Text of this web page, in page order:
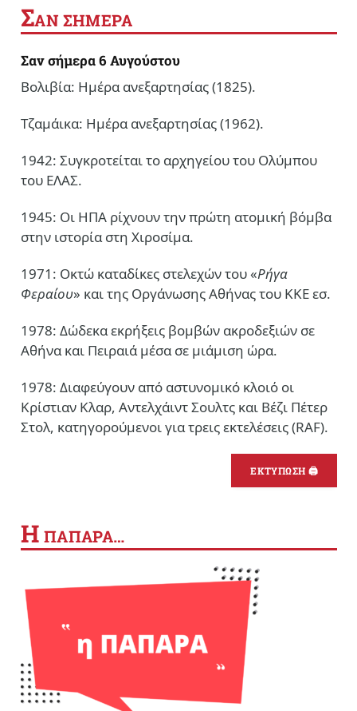
ΣΑΝ ΣΗΜΕΡΑ
Σαν σήμερα 6 Αυγούστου
Βολιβία: Ημέρα ανεξαρτησίας (1825).
Τζαμάικα: Ημέρα ανεξαρτησίας (1962).
1942: Συγκροτείται το αρχηγείου του Ολύμπου
του ΕΛΑΣ.
1945: Οι ΗΠΑ ρίχνουν την πρώτη ατομική βόμβα
στην ιστορία στη Χιροσίμα.
1971: Οκτώ καταδίκες στελεχών του «Ρήγα
Φεραίου» και της Οργάνωσης Αθήνας του ΚΚΕ εσ.
1978: Δώδεκα εκρήξεις βομβών ακροδεξιών σε
Αθήνα και Πειραιά μέσα σε μιάμιση ώρα.
1978: Διαφεύγουν από αστυνομικό κλοιό οι
Κρίστιαν Κλαρ, Αντελχάιντ Σουλτς και Βέζι Πέτερ
Στολ, κατηγορούμενοι για τρεις εκτελέσεις (RAF).
ΕΚΤΥΠΩΣΗ 🖨
Η ΠΑΠΑΡΑ…